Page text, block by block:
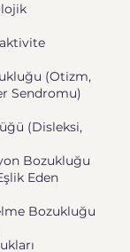
(Otizm,
Sendromu)
(Disleksi,
Bozukluğu
Eden
Bozukluğu